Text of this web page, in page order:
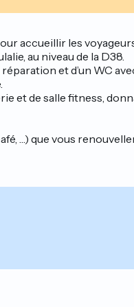
accueillir les
au niveau de la D38.
et d’un WC
et de salle fitness,
…) que vous